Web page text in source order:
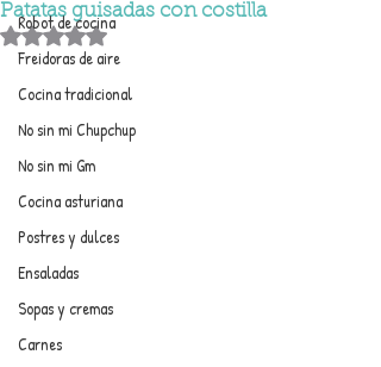
Robot de cocina
Freidoras de aire
Cocina tradicional
No sin mi Chupchup
No sin mi Gm
Cocina asturiana
Postres y dulces
Ensaladas
Sopas y cremas
Carnes
Patatas guisadas con costilla
Obtuvo NaN de 5 estrellas.